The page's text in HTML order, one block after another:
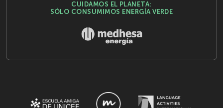
CUIDAMOS EL PLANETA:
SÓLO CONSUMIMOS ENERGÍA VERDE